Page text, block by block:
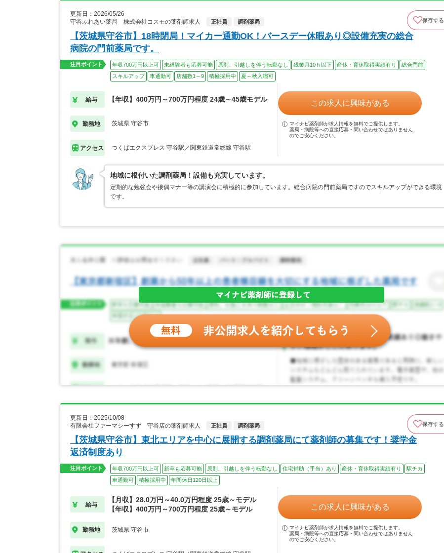
更新日：2026/05/26
守谷ふれあい薬局 株式会社コスモの薬剤師求人
正社員 調剤薬局 保存する
【茨城県守谷市】18時閉局！マイカー通勤OK！バースデー休暇あり◎設備充実の総合
病院の門前薬局です。
注目ポイント 年収700万円以上可 未経験者も応募可能 原則、引越しを伴う転勤なし 残業月10ｈ以下 産休・育休取得実績有り
総合門前
スキルアップ
車通勤可 店舗数1～9 積極採用中 夏～秋入職可
給与 【年収】400万円～700万円程度 24歳～45歳モデル
勤務地 茨城県 守谷市
アクセス つくばエクスプレス 守谷駅／関東鉄道常総線 守谷駅
この求人に興味がある
マイナビ薬剤師が求人情報を無料でご提供します。
薬局・病院等への直接応募・問い合わせではありません
のでご安心ください。
地域に根付いた調剤薬局！設備も充実しています。
定期的な勉強会や接偶マナー等の講演会に積極的に参加しています。総合病院の門前薬局ですのでスキルアップができる環境
です。
更新日：2025/10/08
有限会社ファーマシーすず 守谷店の薬剤師求人
正社員 調剤薬局 保存する
【茨城県守谷市】東北エリアを中心に展開する調剤薬局にて薬剤師の募集です！奨学金
返済制度あり
注目ポイント 年収700万円以上可 新卒も応募可能 原則、引越しを伴う転勤なし 住宅補助（手当）あり 産休・育休取得実績有り
駅チカ
車通勤可
積極採用中 年間休日120日以上
給与
【月収】28.0万円～40.0万円程度 25歳～モデル
【年収】400万円～700万円程度 25歳～モデル
勤務地 茨城県 守谷市
この求人に興味がある
マイナビ薬剤師が求人情報を無料でご提供します。
薬局・病院等への直接応募・問い合わせではありません
のでご安心ください。